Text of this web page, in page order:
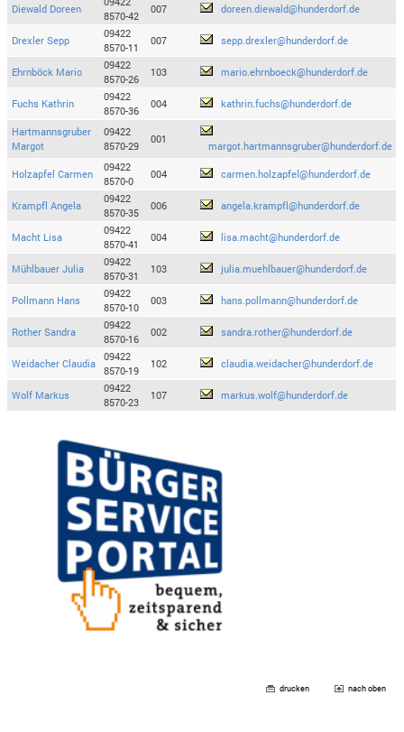
Diewald Doreen
8570-42
007 doreen.diewald@hunderdorf.de
Drexler Sepp
09422
8570-11
007 sepp.drexler@hunderdorf.de
Ehrnböck Mario
09422
8570-26
103 mario.ehrnboeck@hunderdorf.de
Fuchs Kathrin
09422
8570-36
004 kathrin.fuchs@hunderdorf.de
Hartmannsgruber
Margot
09422
8570-29
001
margot.hartmannsgruber@hunderdorf.de
Holzapfel Carmen
09422
8570-0
004 carmen.holzapfel@hunderdorf.de
Krampfl Angela
09422
8570-35
006 angela.krampfl@hunderdorf.de
Macht Lisa
09422
8570-41
004 lisa.macht@hunderdorf.de
Mühlbauer Julia
09422
8570-31
103 julia.muehlbauer@hunderdorf.de
Pollmann Hans
09422
8570-10
003 hans.pollmann@hunderdorf.de
Rother Sandra
09422
8570-16
002 sandra.rother@hunderdorf.de
Weidacher Claudia
09422
8570-19
102 claudia.weidacher@hunderdorf.de
Wolf Markus
09422
8570-23
107 markus.wolf@hunderdorf.de
drucken nach oben